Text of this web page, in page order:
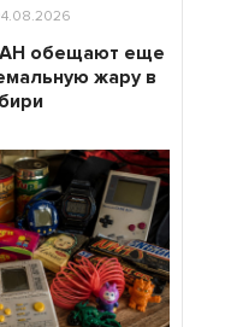
обещают еще
жару в